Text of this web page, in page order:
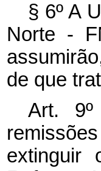
§ 6º A
Norte -
de que
Art.
extinguir